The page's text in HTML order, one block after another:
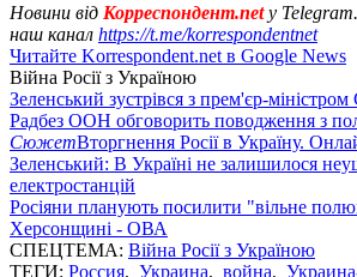
Новини від Корреспондент.netу
наш канал https://t.me/korrespondentnet
Читайте Korrespondent.net в Google News
Війна Росії з Україною
Зеленський зустрівся з прем'єр-міністром
Радбез ООН обговорить поводження з
СюжетВторгнення Росії в Україну.
Зеленський: В Україні не залишилося
електростанцій
Росіяни планують посилити "вільне
Херсонщині - ОВА
СПЕЦТЕМА: Війна Росії з Україною
ТЕГИ: Россия, Украина, война,